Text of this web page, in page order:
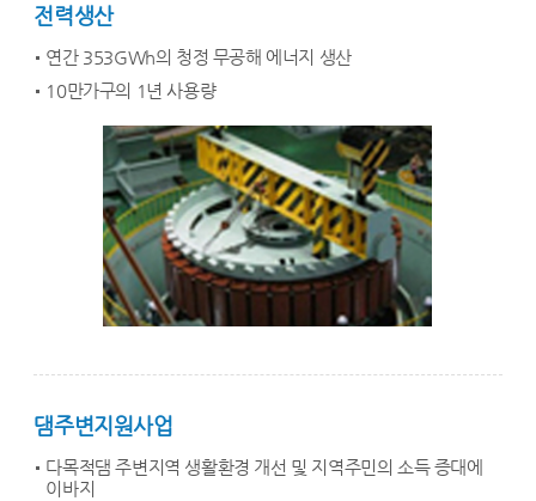
전력생산
연간 353GWh의 청정 무공해 에너지 생산
10만가구의 1년 사용량
댐주변지원사업
다목적댐 주변지역 생활환경 개선 및 지역주민의 소득 증대에
이바지